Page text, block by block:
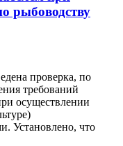
рыбоводству
проверка, по
требований
осуществлении
Установлено, что